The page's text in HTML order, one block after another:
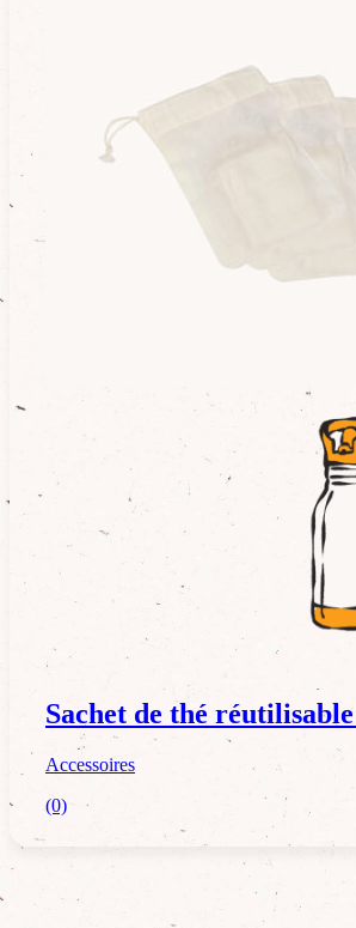
Sachet de thé
Accessoires
(0)
Accessoires